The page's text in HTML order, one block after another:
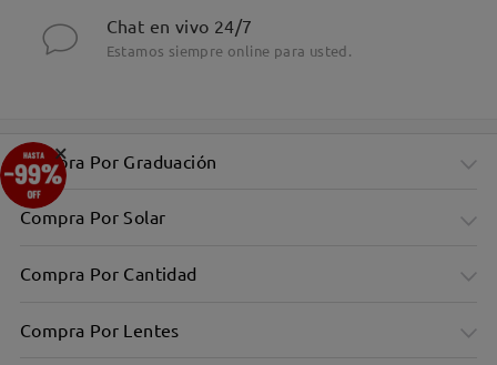
Chat en vivo 24/7
Estamos siempre online para usted.
Compra Por Graduación
Compra Por Solar
Compra Por Cantidad
Compra Por Lentes
×